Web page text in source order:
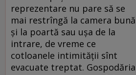
reprezentare nu pare să se
mai restrîngă la camera bună
şi la poartă sau uşa de la
intrare, de vreme ce
cotloanele intimităţii sînt
evacuate treptat. Gospodăria